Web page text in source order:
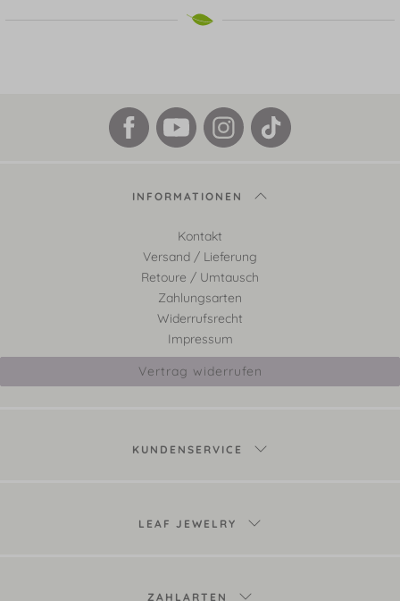
INFORMATIONEN
Kontakt
Versand / Lieferung
Retoure / Umtausch
Zahlungsarten
Widerrufsrecht
Impressum
Vertrag widerrufen
KUNDENSERVICE
LEAF JEWELRY
ZAHLARTEN